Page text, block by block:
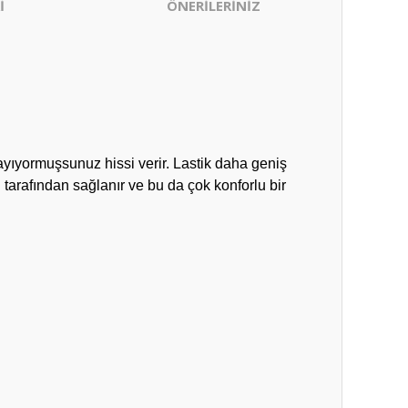
ÖNERİLERİNİZ
hissi verir. Lastik daha geniş
sağlanır ve bu da çok konforlu bir